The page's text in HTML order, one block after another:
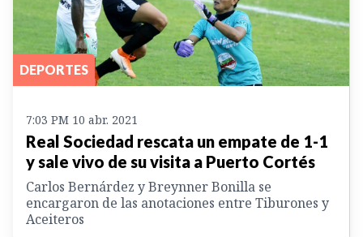
DEPORTES
7:03 PM 10 abr. 2021
Real Sociedad rescata un empate de 1-1
y sale vivo de su visita a Puerto Cortés
Carlos Bernárdez y Breynner Bonilla se
encargaron de las anotaciones entre Tiburones y
Aceiteros